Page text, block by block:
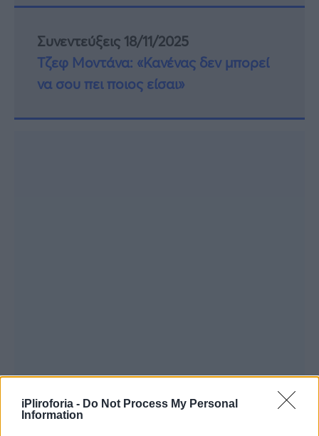
iPliroforia - Do Not Process My Personal
Information
Συνεντεύξεις 18/11/2025
Τζεφ Μοντάνα: «Κανένας δεν μπορεί
να σου πει ποιος είσαι»